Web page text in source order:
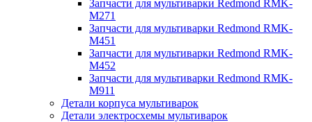
Запчасти для мультиварки Redmond RMK-
M271
Запчасти для мультиварки Redmond RMK-
M451
Запчасти для мультиварки Redmond RMK-
M452
Запчасти для мультиварки Redmond RMK-
M911
Детали корпуса мультиварок
Детали электросхемы мультиварок